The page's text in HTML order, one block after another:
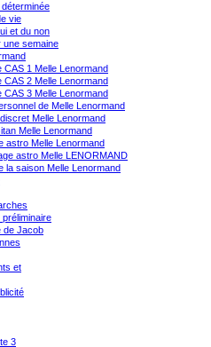
déterminée
vie
et du non
une semaine
CAS 1 Melle Lenormand
CAS 2 Melle Lenormand
CAS 3 Melle Lenormand
de Melle Lenormand
Melle Lenormand
Melle Lenormand
astro Melle Lenormand
astro Melle LENORMAND
la saison Melle Lenormand
préliminaire
de Jacob
et
3